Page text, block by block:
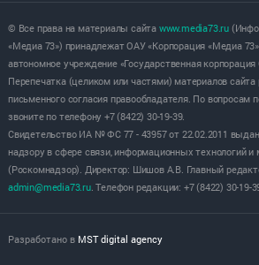
© Все права на материалы сайта www.media73.ru
«Медиа 73») принадлежат ОАУ «Корпорация «Медиа
автономное учреждение «Государственная
Перепечатка (целиком или частями) материалов
письменного согласия правообладателя. По вопросам
звоните по телефону +7 (8422) 30-19-39.
Свидетельство ИА № ФС 77 - 43957 от 22.02.2011
надзору в сфере связи, информационных технологий
(Роскомнадзор). Директор: Шишов А.В. Главный
admin@media73.ru. Телефон редакции: +7 (8422) 30-19-
Разработано в MST digital agency